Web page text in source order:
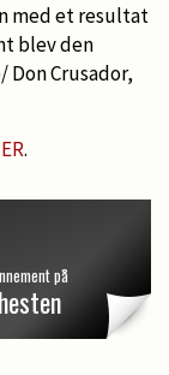
med et resultat
blev den
Don Crusador,
.
på